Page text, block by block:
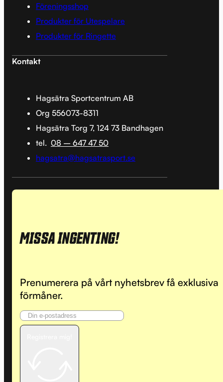
Föreningsshop
Produkter för Utespelare
Produkter för Ringette
Kontakt
Hagsätra Sportcentrum AB
Org 556073-8311
Hagsätra Torg 7, 124 73 Bandhagen
tel. 08 – 647 47 50
hagsatra@hagsatrasport.se
MISSA INGENTING!
Prenumerera på vårt nyhetsbrev få exklusiva
förmåner.